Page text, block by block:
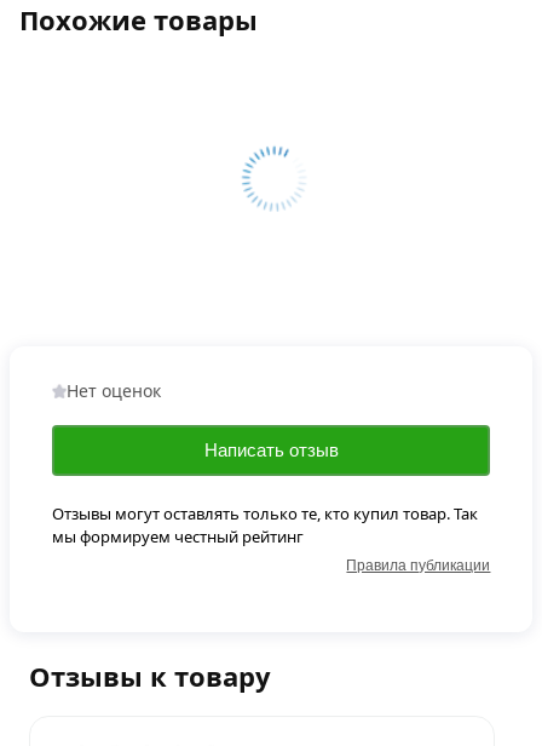
Похожие товары
Отзывы к товару
Нет оценок
Написать отзыв
Отзывы могут оставлять только те, кто купил товар. Так
мы формируем честный рейтинг
Правила публикации